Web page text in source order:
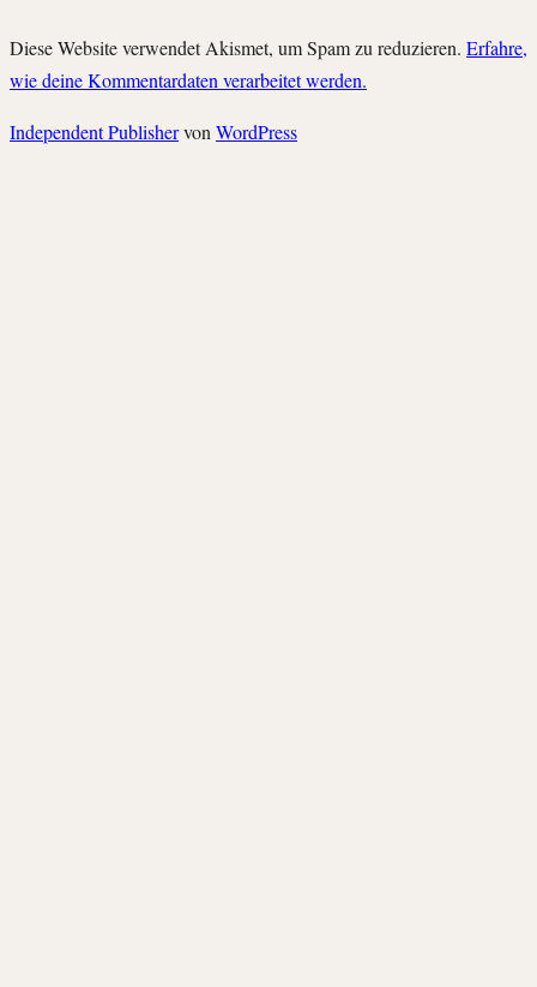
Diese Website verwendet Akismet, um Spam zu reduzieren. Erfahre,
wie deine Kommentardaten verarbeitet werden.
Independent Publishervon WordPress